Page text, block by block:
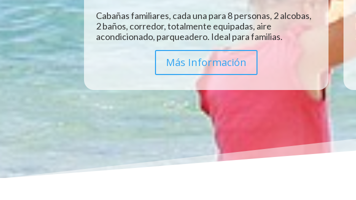
Cabañas familiares, cada una para 8 personas, 2 alcobas,
2 baños, corredor, totalmente equipadas, aire
acondicionado, parqueadero. Ideal para familias.
Más Información